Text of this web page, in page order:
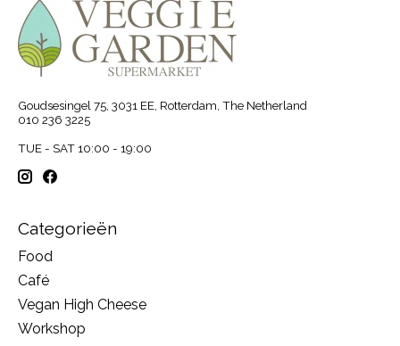
Goudsesingel 75, 3031 EE, Rotterdam, The Netherland
010 236 3225
TUE - SAT 10:00 - 19:00
Categorieën
Food
Café
Vegan High Cheese
Workshop